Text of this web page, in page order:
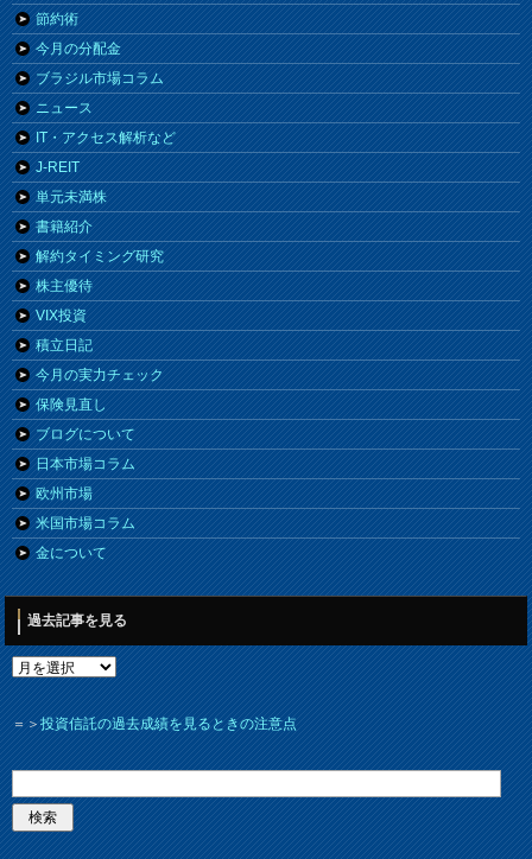
節約術
今月の分配金
ブラジル市場コラム
ニュース
IT・アクセス解析など
J-REIT
単元未満株
書籍紹介
解約タイミング研究
株主優待
VIX投資
積立日記
今月の実力チェック
保険見直し
ブログについて
日本市場コラム
欧州市場
米国市場コラム
金について
過去記事を見る
＝＞投資信託の過去成績を見るときの注意点